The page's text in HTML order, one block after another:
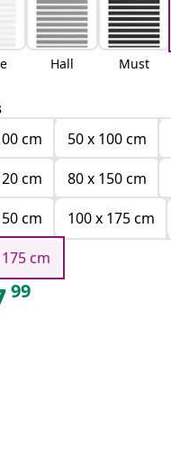
Hall Must
cm
50 x 100 cm
cm
80 x 150 cm
cm
100 x 175 cm
cm
99